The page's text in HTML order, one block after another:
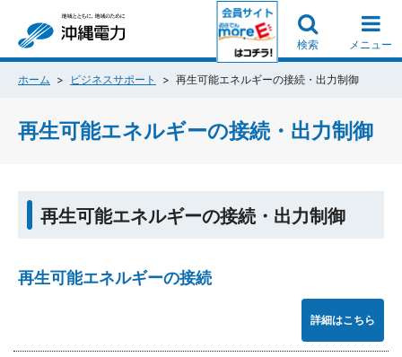
検索 メニュー
ホーム ビジネスサポート 再生可能エネルギーの接続・出力制御
再生可能エネルギーの接続・出力制御
再生可能エネルギーの接続・出力制御
再生可能エネルギーの接続
詳細はこちら